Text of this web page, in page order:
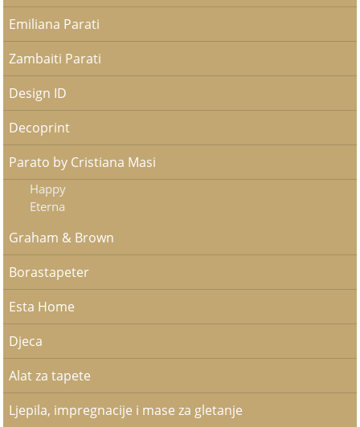
Emiliana Parati
Zambaiti Parati
Design ID
Decoprint
Parato by Cristiana Masi
Happy
Eterna
Graham & Brown
Borastapeter
Esta Home
Djeca
Alat za tapete
Ljepila, impregnacije i mase za gletanje